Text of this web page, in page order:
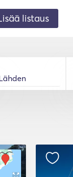
listaus